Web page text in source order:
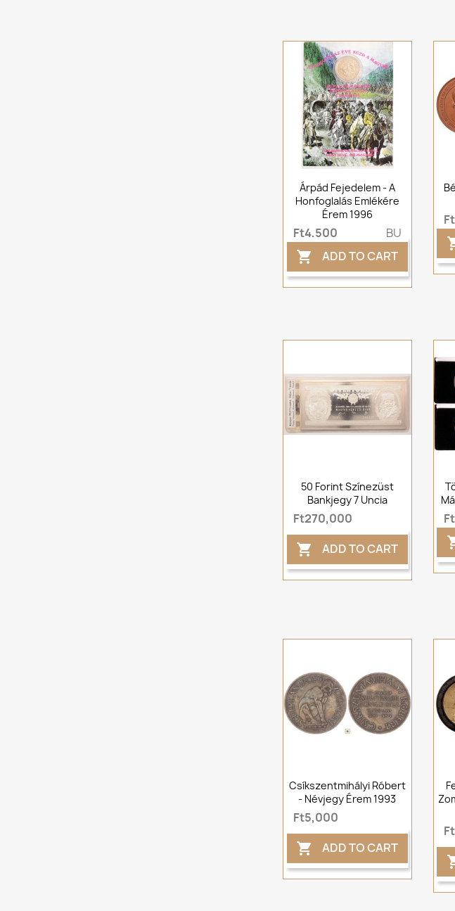
Árpád Fejedelem - A
Honfoglalás Emlékére
Érem 1996
Ft4,500 BU
 ADD TO CART
50 Forint Színezüst
Bankjegy 7 Uncia
Ft270,000
 ADD TO CART
Csíkszentmihályi Róbert
- Névjegy Érem 1993
Ft5,000
 ADD TO CART